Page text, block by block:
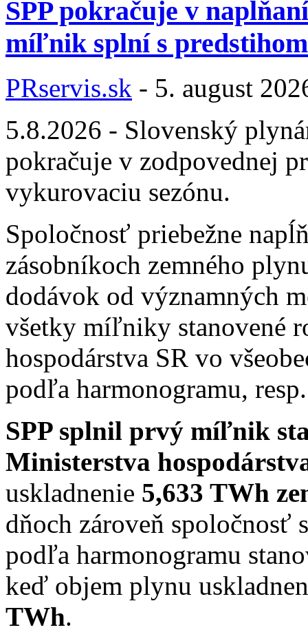
SPP pokračuje v
míľnik splní s predstihom
PRservis.sk - 5. august
5.8.2026 - Slovenský
pokračuje v zodpovednej
vykurovaciu sezónu.
Spoločnosť priebežne
zásobníkoch zemného
dodávok od významných
všetky míľniky stanovené
hospodárstva SR vo
podľa harmonogramu,
SPP splnil prvý míľnik
Ministerstva
uskladnenie 5,633 TWh
dňoch zároveň
podľa harmonogramu
keď objem plynu
TWh.